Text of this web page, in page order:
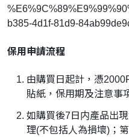
b385-4d1f-81d9-
保用申請流程
由購買日起計，憑
貼紙，保用期及注意事
如購買後7日内產品出
理(不包括人為損壞)；